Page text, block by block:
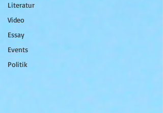
Literatur
Video
Essay
Events
Politik